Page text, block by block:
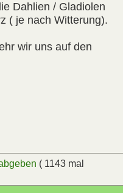
Dahlien / Gladiolen
( je nach Witterung).
wir uns auf den
( 1143 mal